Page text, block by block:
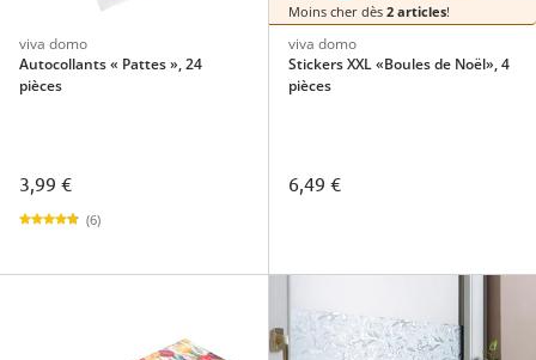
viva domo
Autocollants « Pattes », 24
pièces
3,99 €
(6)
Moins cher dès 2 articles!
viva domo
Stickers XXL «Boules de Noël», 4
pièces
6,49 €